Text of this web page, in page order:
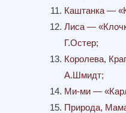
Каштанка —
Лиса —
Г.Остер;
Королева,
А.Шмидт;
Ми-ми —
Природа,